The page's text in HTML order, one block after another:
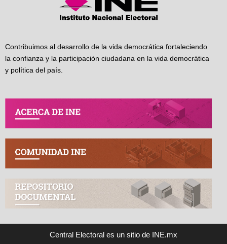
Contribuimos al desarrollo de la vida democrática fortaleciendo
la confianza y la participación ciudadana en la vida democrática
y política del país.
Central Electoral es un sitio de INE.mx